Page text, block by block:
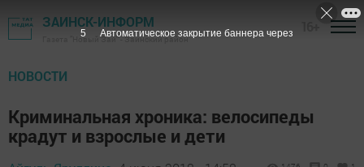
ЗАИНСК-ИНФОРМ
Газета "Новый Зай" - Заинский район
НОВОСТИ
Криминальная хроника: велосипеды
крадут и взрослые и дети
5 Автоматическое закрытие баннера через